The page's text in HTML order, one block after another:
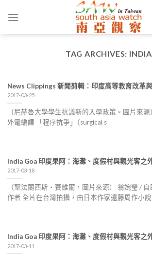
TAG ARCHIVES: INDIA
News Clippings 新聞剪輯：印度高等教育改革
2017-03-25
（尼赫魯大學學生抗議新的入學政策。圖片來
外電編譯 「程序抗爭｣（surgical s
India Goa 印度果阿：海灘、度假村與觀光客之
2017-03-18
（聖法蘭西斯‧賽維爾，圖片來源） 翁婉瑩 /
作者 全片在台灣拍攝，由日本作家遠藤周作小
India Goa 印度果阿：海灘、度假村與觀光客之
2017-03-11